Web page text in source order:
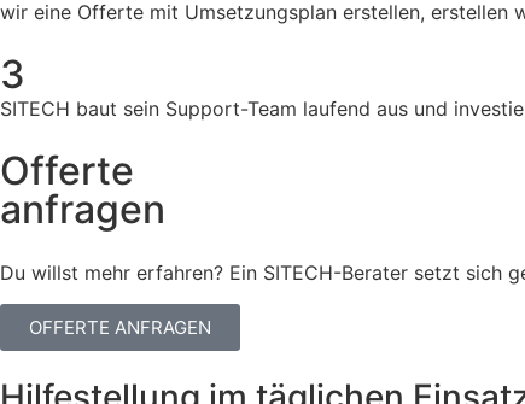
wir eine Offerte mit Umsetzungsplan erstellen, erstellen
3
SITECH baut sein Support-Team laufend aus und
Offerte
anfragen
Du willst mehr erfahren? Ein SITECH-Berater setzt sich
OFFERTE ANFRAGEN